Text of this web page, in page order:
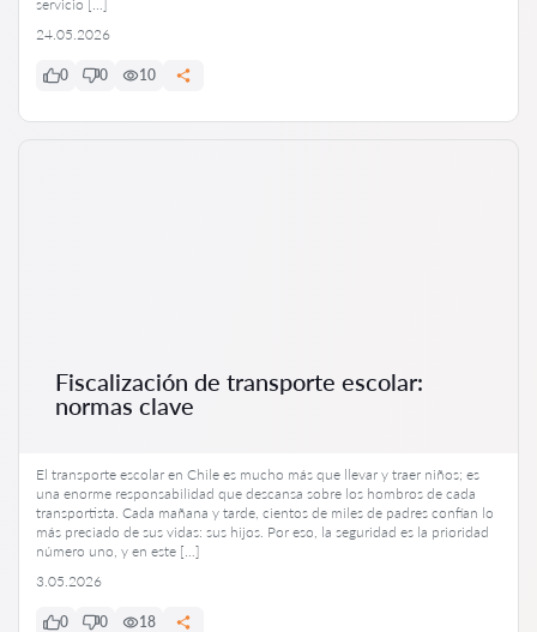
servicio […]
24.05.2026
0 0 10
Fiscalización de transporte escolar:
normas clave
El transporte escolar en Chile es mucho más que llevar y traer niños; es
una enorme responsabilidad que descansa sobre los hombros de cada
transportista. Cada mañana y tarde, cientos de miles de padres confían lo
más preciado de sus vidas: sus hijos. Por eso, la seguridad es la prioridad
número uno, y en este […]
3.05.2026
0 0 18